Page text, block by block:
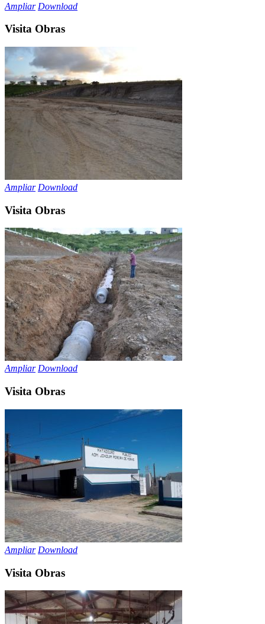
Ampliar Download
Visita Obras
Ampliar Download
Visita Obras
Ampliar Download
Visita Obras
Ampliar Download
Visita Obras